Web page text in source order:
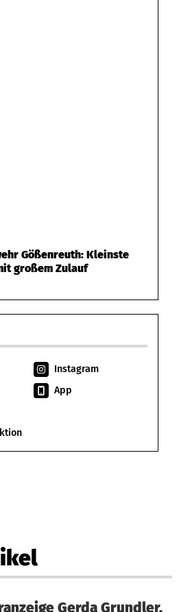
Gößenreuth: Kleinste
großem Zulauf
Instagram
App
Gerda Grundler,